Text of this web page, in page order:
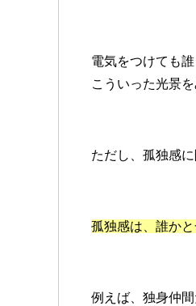
電気をつけても
こういった光景
ただし、孤独感
孤独感は、誰か
例えば、独身仲